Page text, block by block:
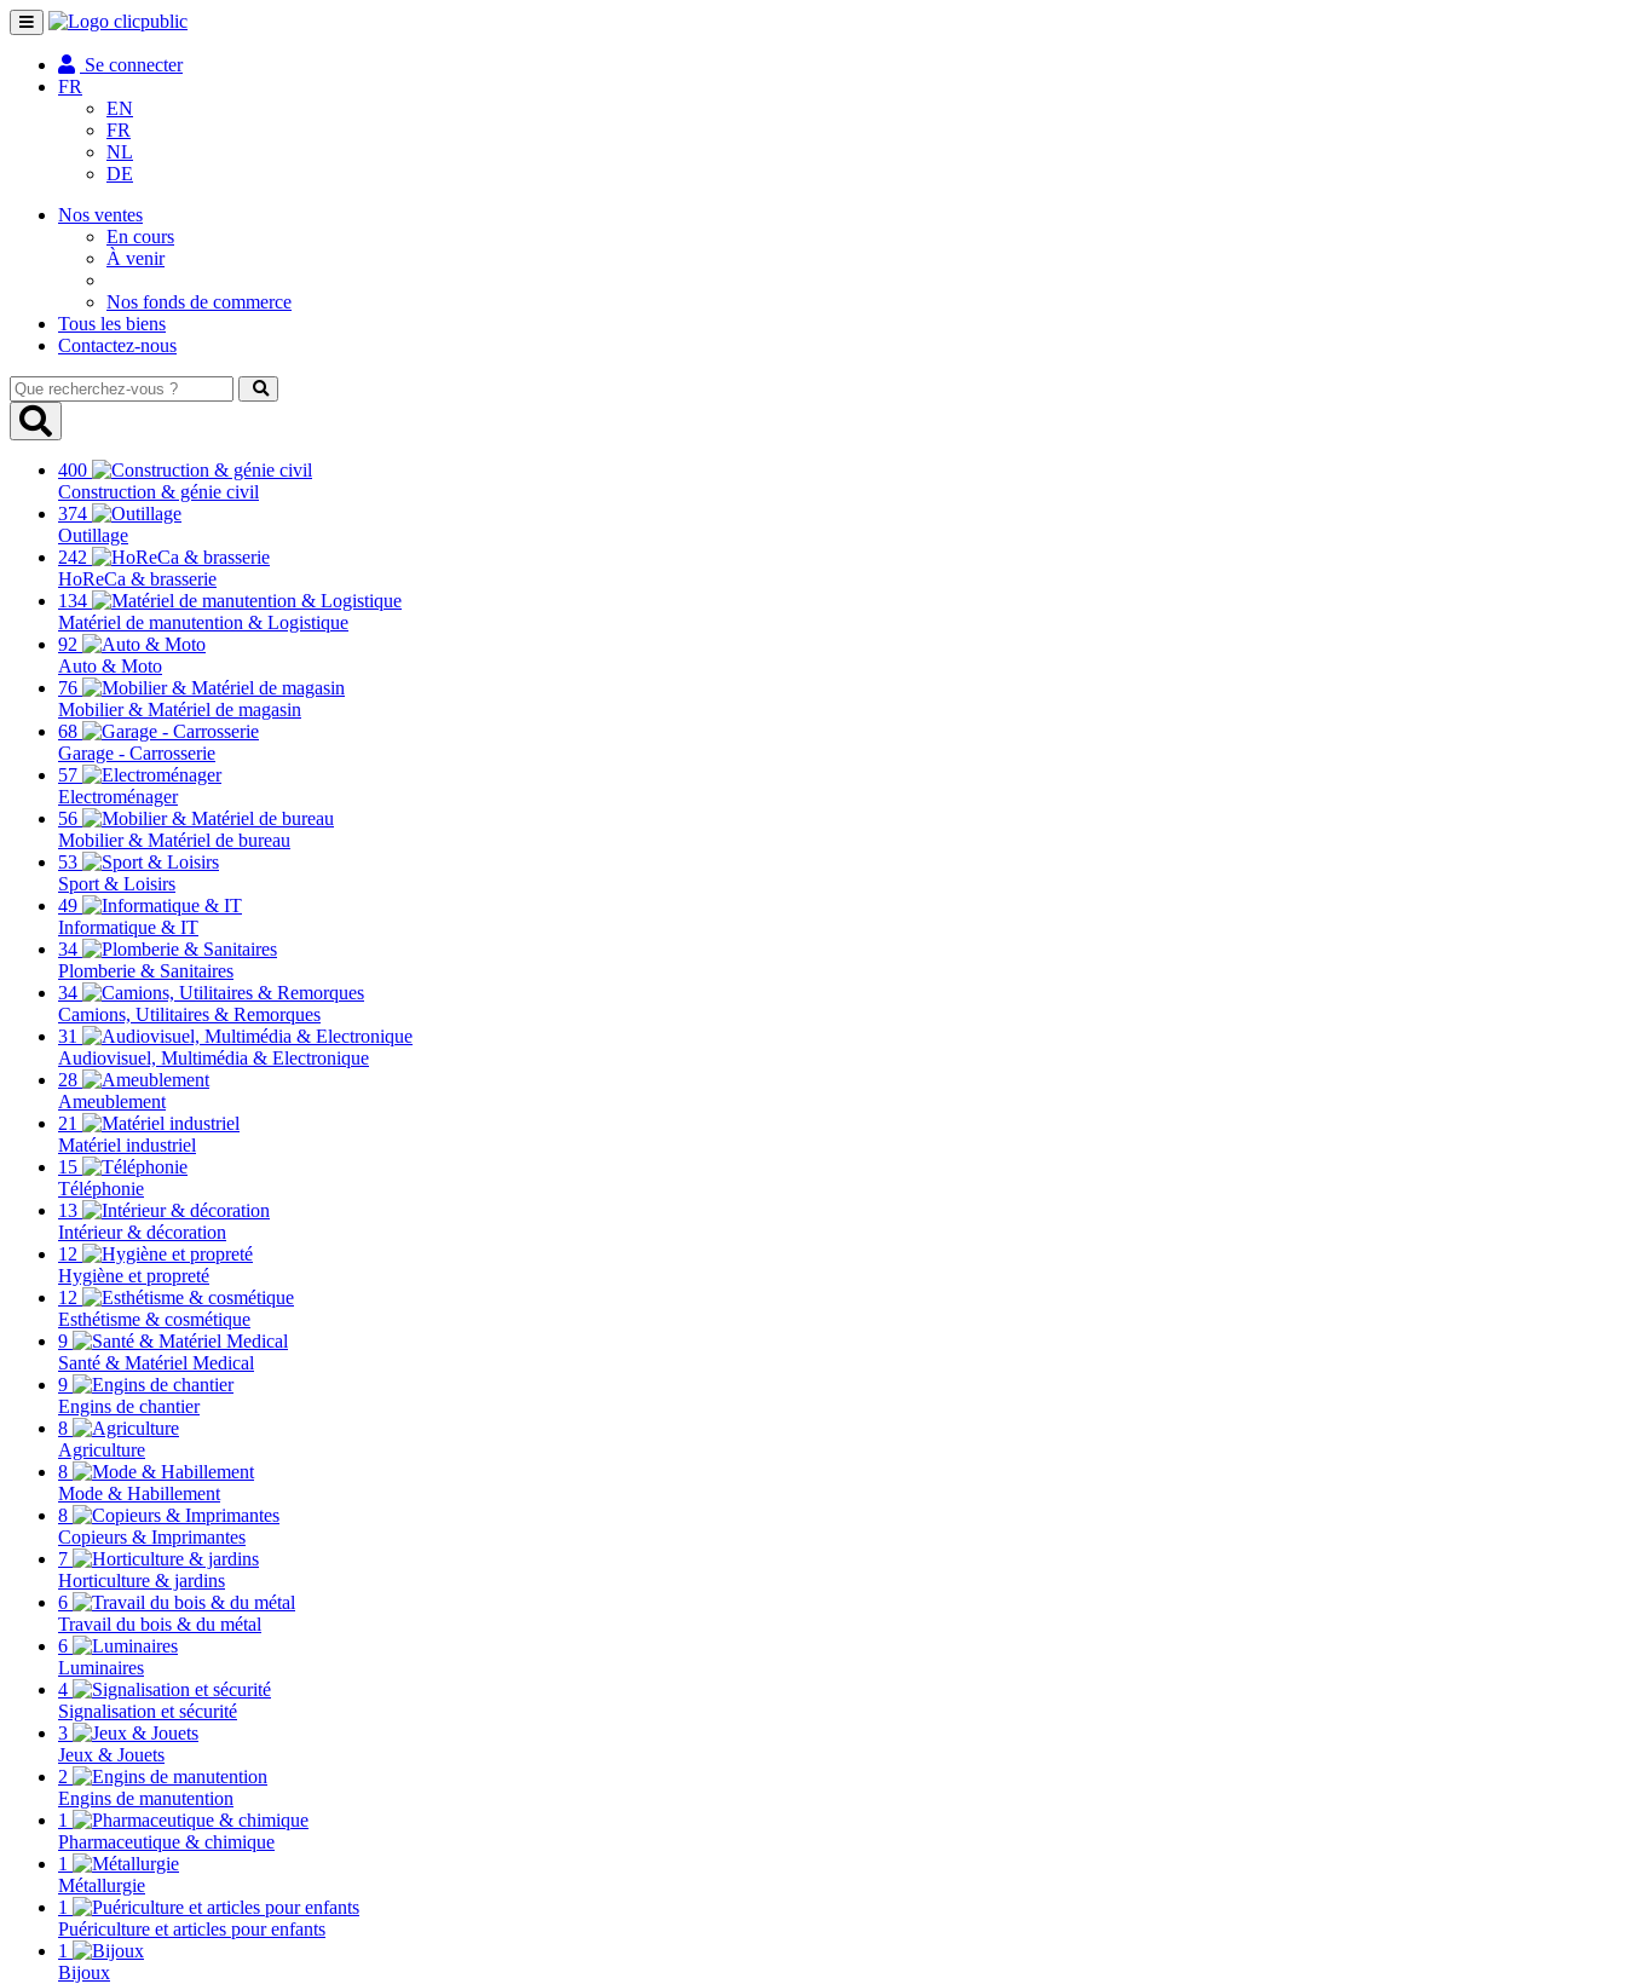
Toggle
navigation
Se connecter
FR
EN
FR
NL
DE
Nos ventes
En cours
À venir
Nos fonds de commerce
Tous les biens
Contactez-nous
Que
recherchez-
vous
400
Construction & génie civil
374
Outillage
242
HoReCa & brasserie
134
Matériel de manutention & Logistique
92
Auto & Moto
76
Mobilier & Matériel de magasin
68
Garage - Carrosserie
57
Electroménager
56
Mobilier & Matériel de bureau
53
Sport & Loisirs
49
Informatique & IT
34
Plomberie & Sanitaires
34
Camions, Utilitaires & Remorques
31
Audiovisuel, Multimédia & Electronique
28
Ameublement
21
Matériel industriel
15
Téléphonie
13
Intérieur & décoration
12
Hygiène et propreté
12
Esthétisme & cosmétique
9
Santé & Matériel Medical
9
Engins de chantier
8
Agriculture
8
Mode & Habillement
8
Copieurs & Imprimantes
7
Horticulture & jardins
6
Travail du bois & du métal
6
Luminaires
4
Signalisation et sécurité
3
Jeux & Jouets
2
Engins de manutention
1
Pharmaceutique & chimique
1
Métallurgie
1
Puériculture et articles pour enfants
1
Bijoux